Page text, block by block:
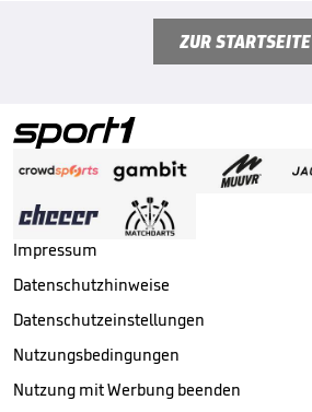
ZUR STARTSEITE
Impressum
Datenschutzhinweise
Datenschutzeinstellungen
Nutzungsbedingungen
Nutzung mit Werbung beenden